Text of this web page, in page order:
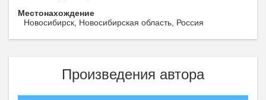
Местонахождение
Новосибирск, Новосибирская область, Россия
Произведения автора